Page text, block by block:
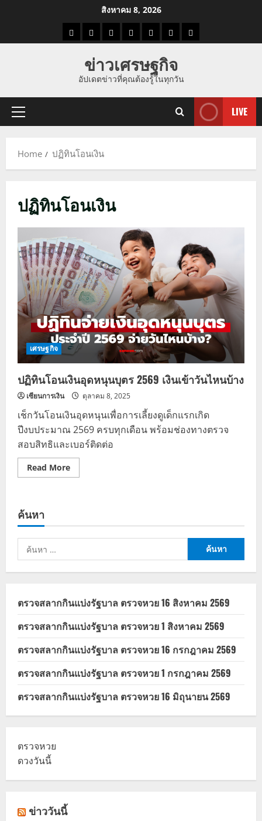
สิงหาคม 8, 2026
ราคาแนว
ราคา
ทอง
ข่าว
นี้
ข่าว
ดูด
ที่
ผู้ชาย
ข่าวเศรษฐกิจ
อัปเดตข่าวที่คุณต้องรู้ในทุกวัน
Primary
LIVE
Home ปฏิทินโอนเงิน
ปฏิทินโอนเงิน
เศรษฐกิจ
ปฏิทินโอนเงินอุดหนุนบุตร 2569 เงินเข้าวันไหนบ้าง
เซียนการเงิน ตุลาคม 8, 2025
เช็กวันโอนเงินอุดหนุนเพื่อการเลี้ยงดูเด็กแรกเกิด
ปีงบประมาณ 2569 ครบทุกเดือน พร้อมช่องทางตรวจ
สอบสิทธิและเบอร์ติดต่อ
Read MoreRead
more
บุตร
เงิน
วัน
บ้าง
ค้นหา
ค้นหา
สำหรับ:
ตรวจสลากกินแบ่งรัฐบาล ตรวจหวย 16 สิงหาคม 2569
ตรวจสลากกินแบ่งรัฐบาล ตรวจหวย 1 สิงหาคม 2569
ตรวจสลากกินแบ่งรัฐบาล ตรวจหวย 16 กรกฎาคม 2569
ตรวจสลากกินแบ่งรัฐบาล ตรวจหวย 1 กรกฎาคม 2569
ตรวจสลากกินแบ่งรัฐบาล ตรวจหวย 16 มิถุนายน 2569
ตรวจหวย
ดวงวันนี้
ข่าววันนี้